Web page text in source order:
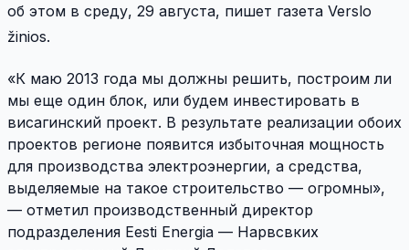
об этом в среду, 29 августа, пишет газета Verslo
žinios.
«К маю 2013 года мы должны решить, построим ли
мы еще один блок, или будем инвестировать в
висагинский проект. В результате реализации обоих
проектов регионе появится избыточная мощность
для производства электроэнергии, а средства,
выделяемые на такое строительство — огромны»,
— отметил производственный директор
подразделения Eesti Energia — Нарвсвких